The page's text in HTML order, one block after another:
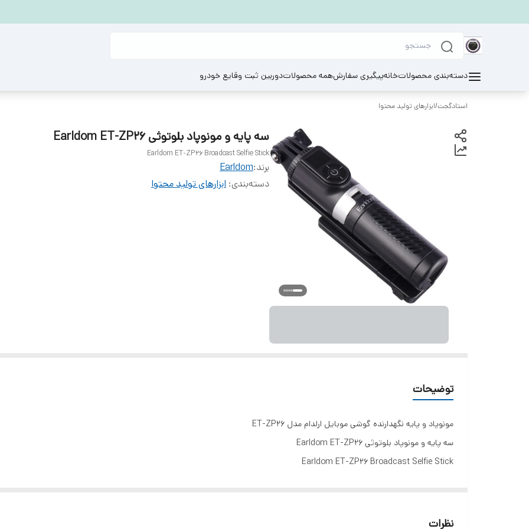
دسته‌بندی محصولاتخانهپیگیری سفارشهمه محصولاتدوربین ثبت وقایع خودرو
استادگجت/ابزارهای تولید محتوا
سه پایه و مونوپاد بلوتوثی Earldom ET-ZP26
Earldom ET-ZP26 Broadcast Selfie Stick
برند:Earldom
دسته‌بندی: ابزارهای تولید محتوا
توضیحات
مونوپاد و پایه نگهدارنده گوشی موبایل ارلدام مدل ET-ZP26
سه پایه و مونوپاد بلوتوثی Earldom ET-ZP26
Earldom ET-ZP26 Broadcast Selfie Stick
موفق به کسب استاندارد ایمنی و سلامت شامل CE، مناسب برای گوشی موبایل با عرض 6.5 الی 9 سانتی متر
نظرات